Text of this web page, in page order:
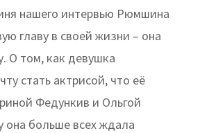
нашего интервью Рюмшина
главу в своей жизни – она
О том, как девушка
стать актрисой, что её
Федункив и Ольгой
она больше всех ждала